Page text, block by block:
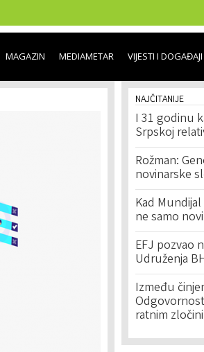
MAGAZIN MEDIAMETAR VIJESTI I DOGAĐAJI
NAJČITANIJE
I 31 godinu
Srpskoj
Rožman:
novinarske
Kad
ne samo
EFJ pozvao
Udruženja
Između
ratnim